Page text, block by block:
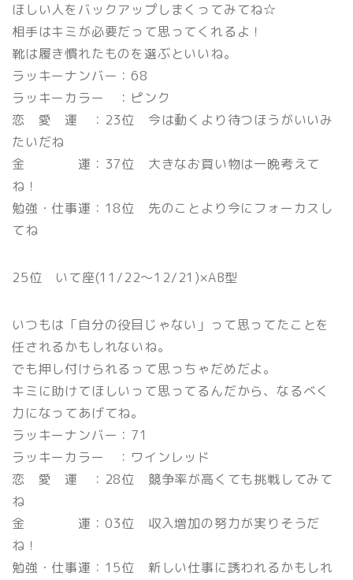
ほしい人をバックアップしまくってみてね☆
相手はキミが必要だって思ってくれるよ！
靴は履き慣れたものを選ぶといいね。
ラッキーナンバー：68
ラッキーカラー ：ピンク
恋 愛 運 ：23位 今は動くより待つほうがいいみ
たいだね
金 運：37位 大きなお買い物は一晩考えて
ね！
勉強・仕事運：18位 先のことより今にフォーカスし
てね
25位 いて座(11/22〜12/21)×AB型
いつもは「自分の役目じゃない」って思ってたことを
任されるかもしれないね。
でも押し付けられるって思っちゃだめだよ。
キミに助けてほしいって思ってるんだから、なるべく
力になってあげてね。
ラッキーナンバー：71
ラッキーカラー ：ワインレッド
恋 愛 運 ：28位 競争率が高くても挑戦してみて
ね
金 運：03位 収入増加の努力が実りそうだ
ね！
勉強・仕事運：15位 新しい仕事に誘われるかもしれ